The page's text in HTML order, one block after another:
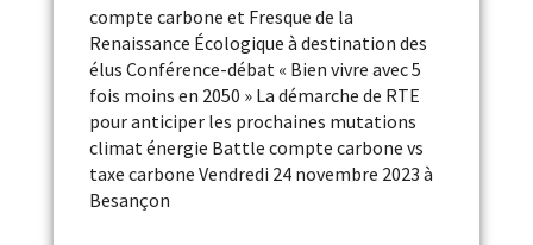
compte carbone et Fresque de la
Renaissance Écologique à destination des
élus Conférence-débat « Bien vivre avec 5
fois moins en 2050 » La démarche de RTE
pour anticiper les prochaines mutations
climat énergie Battle compte carbone vs
taxe carbone Vendredi 24 novembre 2023 à
Besançon